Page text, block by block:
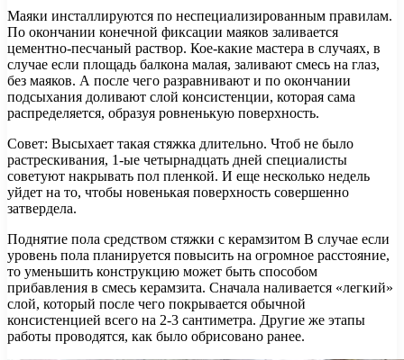
Маяки инсталлируются по неспециализированным правилам.
По окончании конечной фиксации маяков заливается
цементно-песчаный раствор. Кое-какие мастера в случаях, в
случае если площадь балкона малая, заливают смесь на глаз,
без маяков. А после чего разравнивают и по окончании
подсыхания доливают слой консистенции, которая сама
распределяется, образуя ровненькую поверхность.
Совет: Высыхает такая стяжка длительно. Чтоб не было
растрескивания, 1-ые четырнадцать дней специалисты
советуют накрывать пол пленкой. И еще несколько недель
уйдет на то, чтобы новенькая поверхность совершенно
затвердела.
Поднятие пола средством стяжки с керамзитом В случае если
уровень пола планируется повысить на огромное расстояние,
то уменьшить конструкцию может быть способом
прибавления в смесь керамзита. Сначала наливается «легкий»
слой, который после чего покрывается обычной
консистенцией всего на 2-3 сантиметра. Другие же этапы
работы проводятся, как было обрисовано ранее.